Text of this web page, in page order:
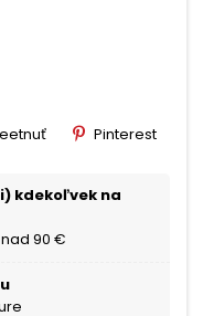
Pinterest
kdekoľvek na
90 €